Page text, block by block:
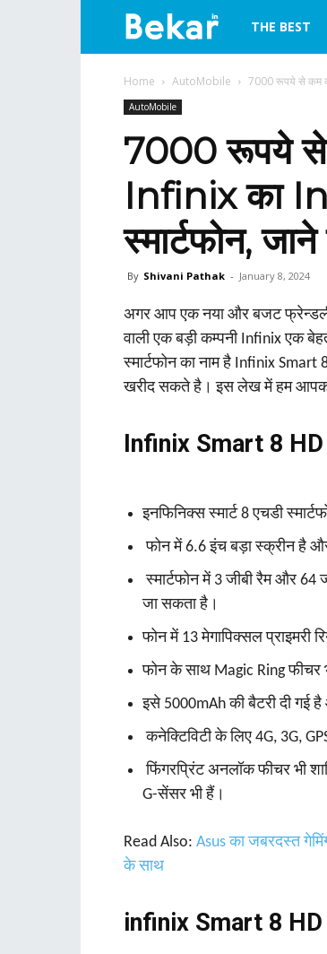
bekar.in
THE BEST
Home AutoMobile 7000 रूपये से कम
AutoMobile
7000 रूपये से
Infinix का
स्‍मार्टफोन,
By Shivani Pathak - January 8, 2024
अगर आप एक नया और बजट फ्रेन्‍डली
वाली एक बड़ी कम्‍पनी Infinix एक
स्‍मार्टफोन का नाम है Infinix
खरीद सकते है। इस लेख में हम आपको
Infinix Smart 8 HD
इनफिनिक्स स्मार्ट 8 एचडी
फोन में 6.6 इंच बड़ा स्क्रीन है
स्मार्टफोन में 3 जीबी रैम और 64
जा सकता है।
फोन में 13 मेगापिक्सल प्राइमरी
फोन के साथ Magic Ring फीचर
इसे 5000mAh की बैटरी दी गई
कनेक्टिविटी के लिए 4G, 3G,
फिंगरप्रिंट अनलॉक फीचर भी
G-सेंसर भी हैं।
Read Also: Asus का जबरदस्त
के साथ
infinix Smart 8 HD